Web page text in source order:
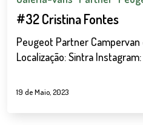
#32 Cristina Fontes
Peugeot Partner Campervan
Localização: Sintra Instagram:
19 de Maio, 2023